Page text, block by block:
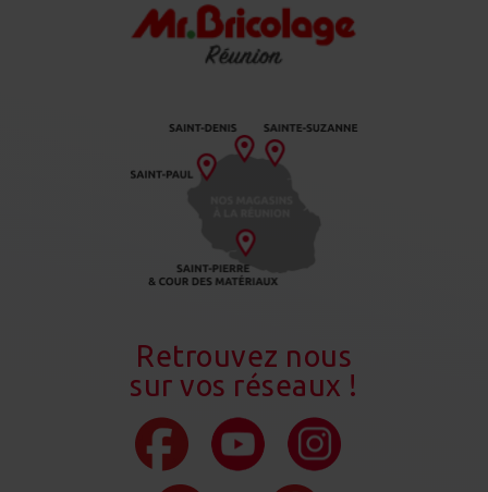
Retrouvez nous
sur vos réseaux !